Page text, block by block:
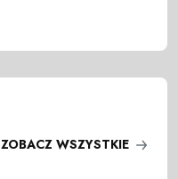
ZOBACZ WSZYSTKIE